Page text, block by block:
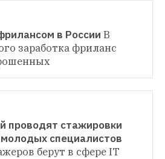
в России В
заработка фриланс
проводят стажировки
молодых специалистов
берут в сфере IT